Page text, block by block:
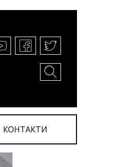
КОНТАКТИ